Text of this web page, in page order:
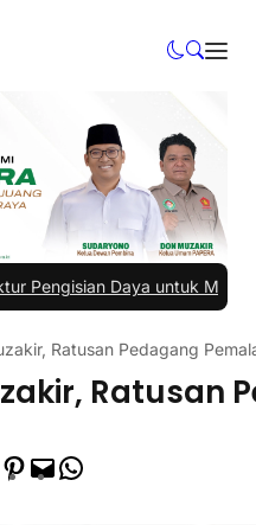
untuk Mobil Listrik yang
Ratusan Pedagang
Ratusan
TwitterPinterest
Mail